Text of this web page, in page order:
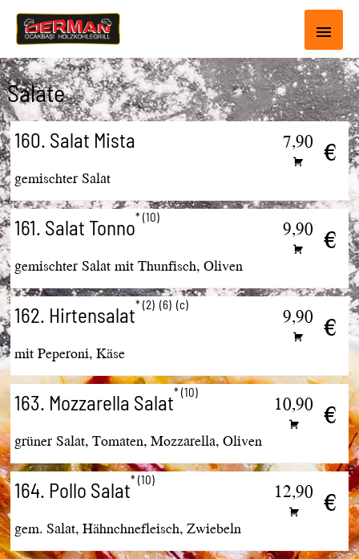
Salate
160. Salat Mista 7,90 €
gemischter Salat
161. Salat Tonno 10 9,90 €
gemischter Salat mit Thunfisch, Oliven
162. Hirtensalat 2 6 c 9,90 €
mit Peperoni, Käse
163. Mozzarella Salat 10 10,90 €
grüner Salat, Tomaten, Mozzarella, Oliven
164. Pollo Salat 10 12,90 €
gem. Salat, Hähnchnefleisch, Zwiebeln